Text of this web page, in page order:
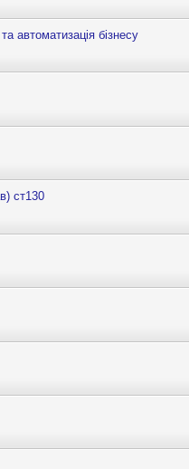
автоматизація бізнесу
ст130